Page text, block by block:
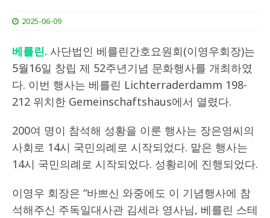
2025-06-09
베를린. 사단법인 베를린간호요원회(이영우회장)는
5월16일 창립 제 52주년기념 문화행사를 개최하였
다. 이번 행사는 베를린 Lichterraderdamm 198-
212 위치한 Gemeinschaftshaus에서 열렸다.
200여 명이 참석해 성황을 이룬 행사는 장은영씨의
사회로 14시 국민의례로 시작되었다. 맡은 행사는
14시 국민의례로 시작되었다. 성황리에 진행되었다.
이영우 회장은 “바쁘신 와중에도 이 기념행사에 참
석해주신 주독일대사관 김세라 영사님, 베를린 스테